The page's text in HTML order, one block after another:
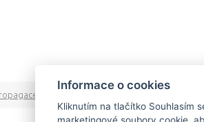
Informace o cookies
Kliknutím na tlačítko Souhlasím